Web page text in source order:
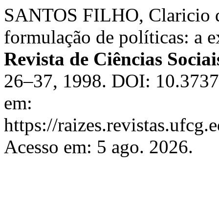
SANTOS FILHO, Claricio
formulação de políticas: a
Revista de Ciências
26–37, 1998. DOI:
em:
https://
Acesso em: 5 ago. 2026.